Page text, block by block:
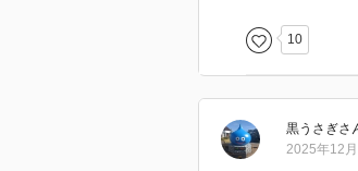
人と出かける
るが、まさにそ
10
黒うさぎさ
2025年12